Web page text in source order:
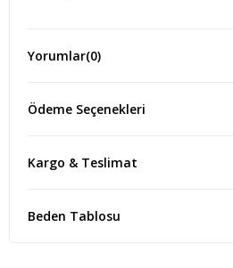
Yorumlar(0)
Ödeme Seçenekleri
Kargo & Teslimat
Beden Tablosu